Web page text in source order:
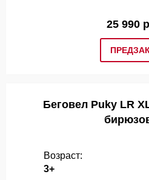
25 990
Беговел Puky LR
Возраст:
3+